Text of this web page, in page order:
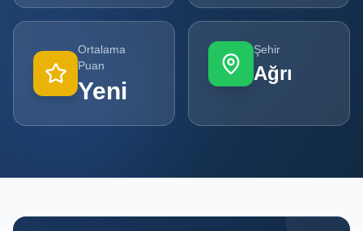
Kampanyalar
POPÜLER
KATEGORILER
Ortalama
Puan
Yeni
Şehir
Ağrı